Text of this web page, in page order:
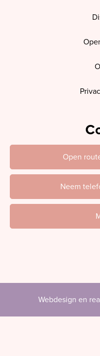
Open
Neem
Webdesign en